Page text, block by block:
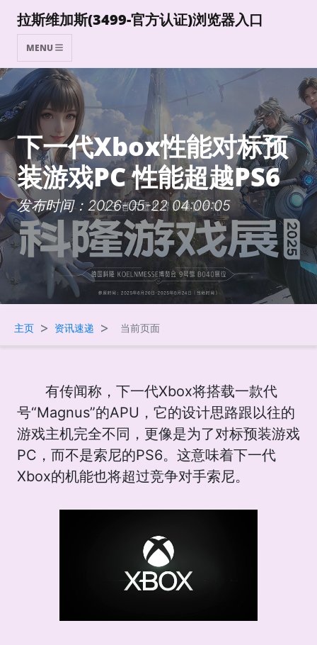
拉斯维加斯(3499-官方认证)浏览器入口
MENU
下一代Xbox性能对标预
装游戏PC 性能超越PS6
发布时间：2026-05-22 04:00:05
主页 > 资讯速递 > 当前页面
有传闻称，下一代Xbox将搭载一款代
号“Magnus”的APU，它的设计思路跟以往的
游戏主机完全不同，更像是为了对标预装游戏
PC，而不是索尼的PS6。这意味着下一代
Xbox的机能也将超过竞争对手索尼。